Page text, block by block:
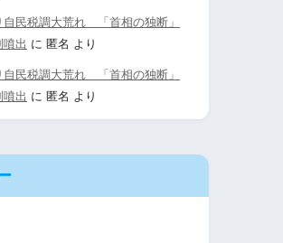
民税調大荒れ 「首相の独断」
噴出 に 匿名 より
民税調大荒れ 「首相の独断」
噴出 に 匿名 より